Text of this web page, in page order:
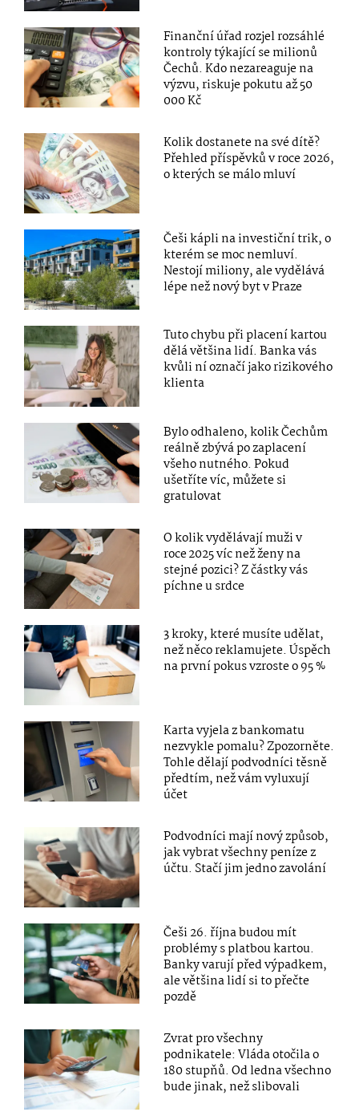
Finanční úřad rozjel rozsáhlé
kontroly týkající se milionů
Čechů. Kdo nezareaguje na
výzvu, riskuje pokutu až 50
000 Kč
Kolik dostanete na své dítě?
Přehled příspěvků v roce 2026,
o kterých se málo mluví
Češi kápli na investiční trik, o
kterém se moc nemluví.
Nestojí miliony, ale vydělává
lépe než nový byt v Praze
Tuto chybu při placení kartou
dělá většina lidí. Banka vás
kvůli ní označí jako rizikového
klienta
Bylo odhaleno, kolik Čechům
reálně zbývá po zaplacení
všeho nutného. Pokud
ušetříte víc, můžete si
gratulovat
O kolik vydělávají muži v
roce 2025 víc než ženy na
stejné pozici? Z částky vás
píchne u srdce
3 kroky, které musíte udělat,
než něco reklamujete. Úspěch
na první pokus vzroste o 95 %
Karta vyjela z bankomatu
nezvykle pomalu? Zpozorněte.
Tohle dělají podvodníci těsně
předtím, než vám vyluxují
účet
Podvodníci mají nový způsob,
jak vybrat všechny peníze z
účtu. Stačí jim jedno zavolání
Češi 26. října budou mít
problémy s platbou kartou.
Banky varují před výpadkem,
ale většina lidí si to přečte
pozdě
Zvrat pro všechny
podnikatele: Vláda otočila o
180 stupňů. Od ledna všechno
bude jinak, než slibovali